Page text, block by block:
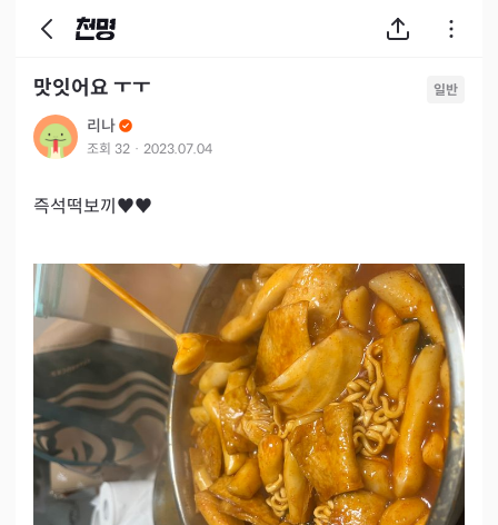
맛잇어요 ㅜㅜ 일반
리나
조회 32 · 2023.07.04
즉석떡보끼♥♥